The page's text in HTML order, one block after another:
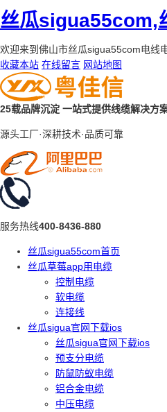
丝瓜sigua55com,
欢迎来到佛山市丝瓜sigua55com电
收藏本站 在线留言 网站地图
25载品牌沉淀 一站式提供线缆解决方
源头工厂·深耕技术·品质可靠
服务热线400-8436-880
丝瓜sigua55com首页
丝瓜草莓app用电缆
控制电缆
软电缆
连接线
丝瓜sigua官网下载ios
丝瓜sigua官网下载ios
预支分电缆
防鼠防蚁电缆
铝合金电缆
中压电缆